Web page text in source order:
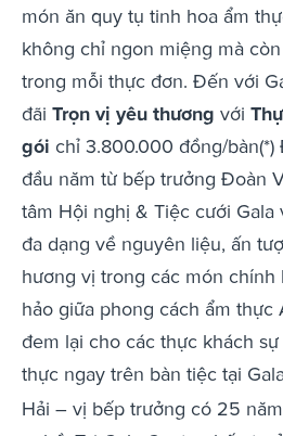
món ăn quy tụ tinh hoa ẩm
không chỉ ngon miệng mà
trong mỗi thực đơn. Đến với
đãi Trọn vị yêu thương với
gói chỉ 3.800.000 đồng/
đầu năm từ bếp trưởng Đoàn
tâm Hội nghị & Tiệc cưới
đa dạng về nguyên liệu, ấn
hương vị trong các món chính
hảo giữa phong cách ẩm thực
đem lại cho các thực khách
thực ngay trên bàn tiệc tại
Hải – vị bếp trưởng có 25